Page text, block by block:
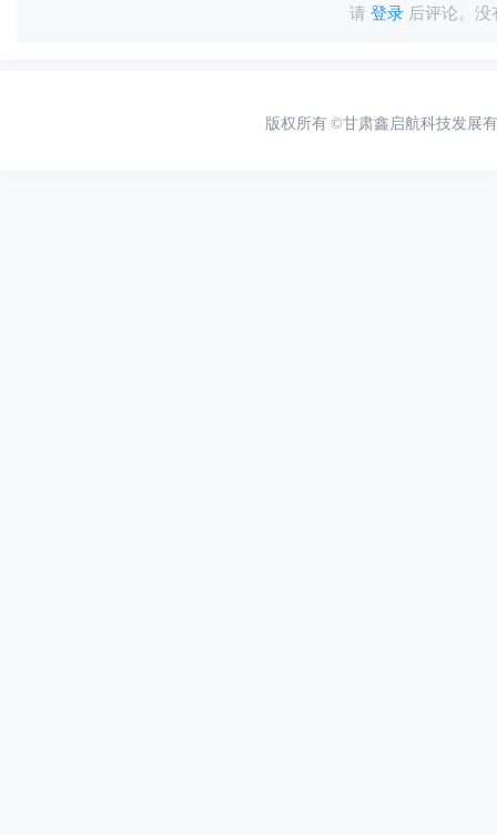
请登录后评论。没
版权所有 ©甘肃鑫启航科技发展